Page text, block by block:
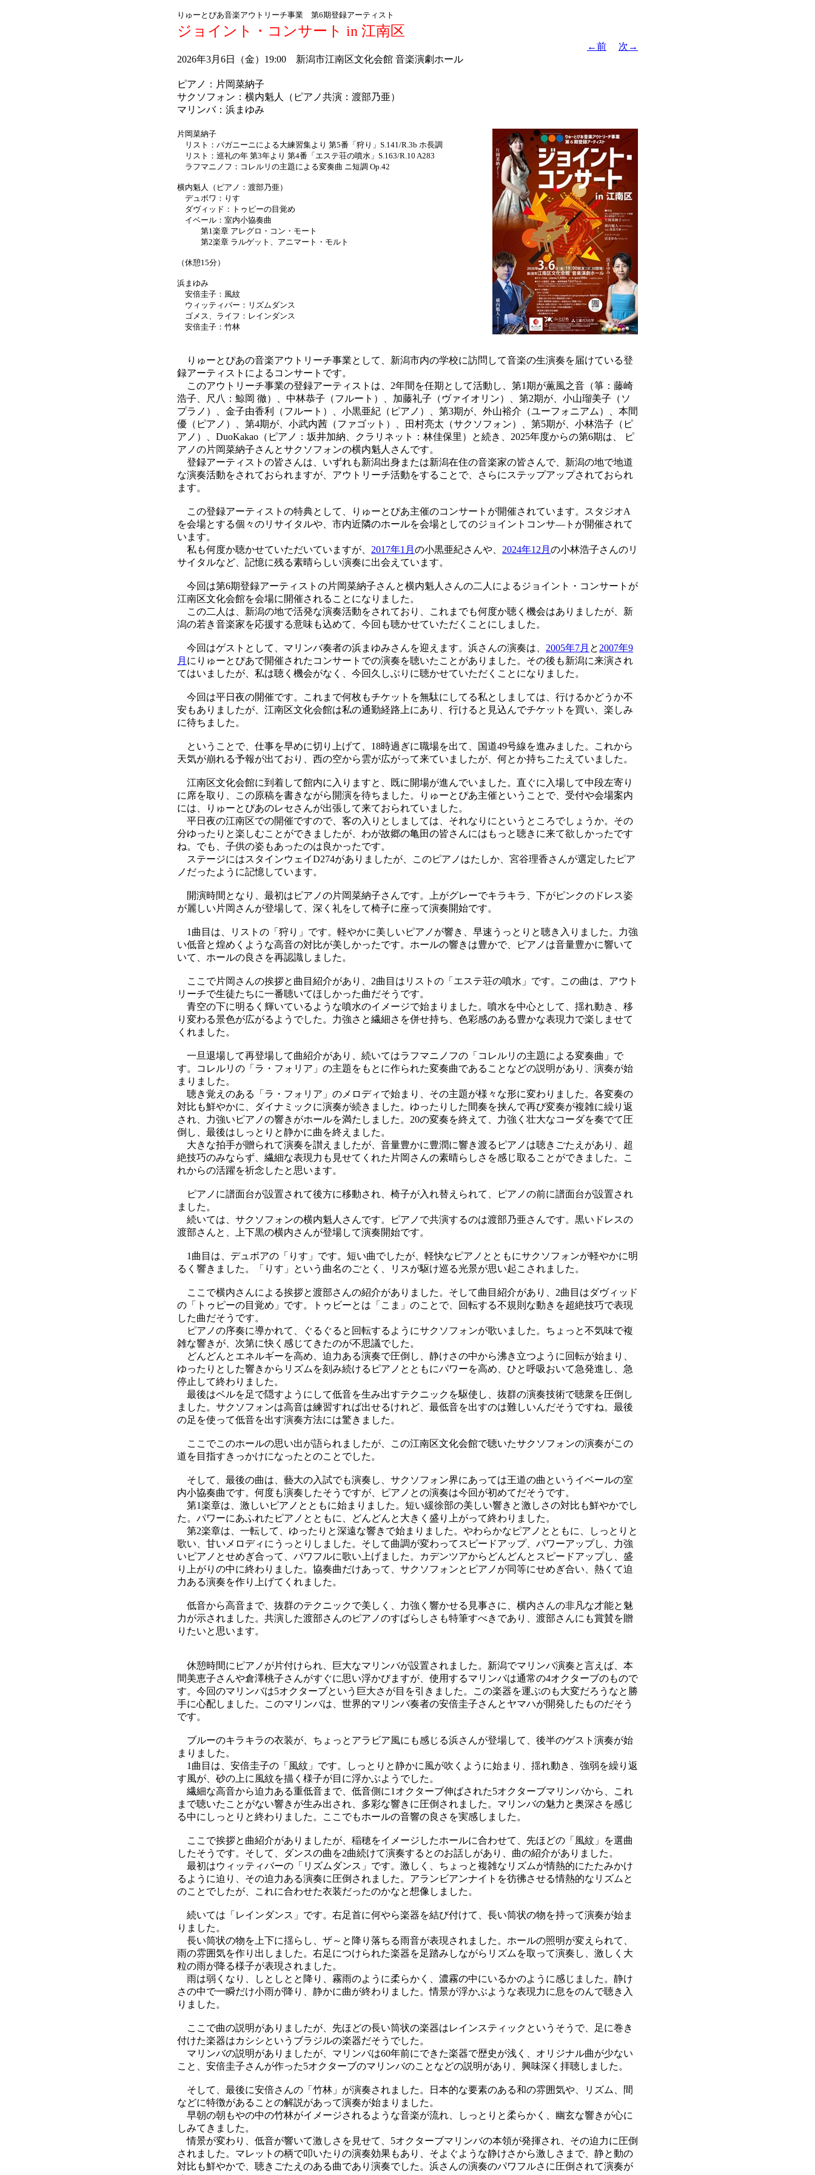
りゅーとぴあ音楽アウトリーチ事業 第6期登録アーティスト
ジョイント・コンサート in 江南区
←前
次→
2026年3月6日（金）19:00 新潟市江南区文化会館 音楽演劇ホール
ピアノ：片岡菜納子
サクソフォン：横内魁人（ピアノ共演：渡部乃亜）
マリンバ：浜まゆみ
片岡菜納子
リスト：パガニーニによる大練習集より 第5番「狩り」S.141/R.3b ホ長調
リスト：巡礼の年 第3年より 第4番「エステ荘の噴水」S.163/R.10 A283
ラフマニノフ：コレルリの主題による変奏曲 ニ短調 Op.42
横内魁人（ピアノ：渡部乃亜）
デュボワ：りす
ダヴィッド：トゥピーの目覚め
イベール：室内小協奏曲
第1楽章 アレグロ・コン・モート
第2楽章 ラルゲット、アニマート・モルト
（休憩15分）
浜まゆみ
安倍圭子：風紋
ウィッティバー：リズムダンス
ゴメス、ライフ：レインダンス
安倍圭子：竹林
りゅーとぴあの音楽アウトリーチ事業として、新潟市内の学校に訪問して音楽の生演奏を届けている登
録アーティストによるコンサートです。
このアウトリーチ事業の登録アーティストは、2年間を任期として活動し、第1期が薫風之音（箏：藤崎
浩子、尺八：鯨岡 徹）、中林恭子（フルート）、加藤礼子（ヴァイオリン）、第2期が、小山瑠美子（ソ
プラノ）、金子由香利（フルート）、小黒亜紀（ピアノ）、第3期が、外山裕介（ユーフォニアム）、本間
優（ピアノ）、第4期が、小武内茜（ファゴット）、田村亮太（サクソフォン）、第5期が、小林浩子（ピ
アノ）、DuoKakao（ピアノ：坂井加納、クラリネット：林佳保里）と続き、2025年度からの第6期は、 ピ
アノの片岡菜納子さんとサクソフォンの横内魁人さんです。
登録アーティストの皆さんは、いずれも新潟出身または新潟在住の音楽家の皆さんで、新潟の地で地道
な演奏活動をされておられますが、アウトリーチ活動をすることで、さらにステップアップされておられ
ます。
この登録アーティストの特典として、りゅーとぴあ主催のコンサートが開催されています。スタジオA
を会場とする個々のリサイタルや、市内近隣のホールを会場としてのジョイントコンサ―トが開催されて
います。
私も何度か聴かせていただいていますが、 2017年1月 の小黒亜紀さんや、 2024年12月 の小林浩子さんのリ
サイタルなど、記憶に残る素晴らしい演奏に出会えています。
今回は第6期登録アーティストの片岡菜納子さんと横内魁人さんの二人によるジョイント・コンサートが
江南区文化会館を会場に開催されることになりました。
この二人は、新潟の地で活発な演奏活動をされており、これまでも何度か聴く機会はありましたが、新
潟の若き音楽家を応援する意味も込めて、今回も聴かせていただくことにしました。
今回はゲストとして、マリンバ奏者の浜まゆみさんを迎えます。浜さんの演奏は、 2005年7月 と 2007年9
月 にりゅーとぴあで開催されたコンサートでの演奏を聴いたことがありました。その後も新潟に来演され
てはいましたが、私は聴く機会がなく、今回久しぶりに聴かせていただくことになりました。
今回は平日夜の開催です。これまで何枚もチケットを無駄にしてる私としましては、行けるかどうか不
安もありましたが、江南区文化会館は私の通勤経路上にあり、行けると見込んでチケットを買い、楽しみ
に待ちました。
ということで、仕事を早めに切り上げて、18時過ぎに職場を出て、国道49号線を進みました。これから
天気が崩れる予報が出ており、西の空から雲が広がって来ていましたが、何とか持ちこたえていました。
江南区文化会館に到着して館内に入りますと、既に開場が進んでいました。直ぐに入場して中段左寄り
に席を取り、この原稿を書きながら開演を待ちました。りゅーとぴあ主催ということで、受付や会場案内
には、りゅーとぴあのレセさんが出張して来ておられていました。
平日夜の江南区での開催ですので、客の入りとしましては、それなりにというところでしょうか。その
分ゆったりと楽しむことができましたが、わが故郷の亀田の皆さんにはもっと聴きに来て欲しかったです
ね。でも、子供の姿もあったのは良かったです。
ステージにはスタインウェイD274がありましたが、このピアノはたしか、宮谷理香さんが選定したピア
ノだったように記憶しています。
開演時間となり、最初はピアノの片岡菜納子さんです。上がグレーでキラキラ、下がピンクのドレス姿
が麗しい片岡さんが登場して、深く礼をして椅子に座って演奏開始です。
1曲目は、リストの「狩り」です。軽やかに美しいピアノが響き、早速うっとりと聴き入りました。力強
い低音と煌めくような高音の対比が美しかったです。ホールの響きは豊かで、ピアノは音量豊かに響いて
いて、ホールの良さを再認識しました。
ここで片岡さんの挨拶と曲目紹介があり、2曲目はリストの「エステ荘の噴水」です。この曲は、アウト
リーチで生徒たちに一番聴いてほしかった曲だそうです。
青空の下に明るく輝いているような噴水のイメージで始まりました。噴水を中心として、揺れ動き、移
り変わる景色が広がるようでした。力強さと繊細さを併せ持ち、色彩感のある豊かな表現力で楽しませて
くれました。
一旦退場して再登場して曲紹介があり、続いてはラフマニノフの「コレルリの主題による変奏曲」で
す。コレルリの「ラ・フォリア」の主題をもとに作られた変奏曲であることなどの説明があり、演奏が始
まりました。
聴き覚えのある「ラ・フォリア」のメロディで始まり、その主題が様々な形に変わりました。各変奏の
対比も鮮やかに、ダイナミックに演奏が続きました。ゆったりした間奏を挟んで再び変奏が複雑に繰り返
され、力強いピアノの響きがホールを満たしました。20の変奏を終えて、力強く壮大なコーダを奏でて圧
倒し、最後はしっとりと静かに曲を終えました。
大きな拍手が贈られて演奏を讃えましたが、音量豊かに豊潤に響き渡るピアノは聴きごたえがあり、超
絶技巧のみならず、繊細な表現力も見せてくれた片岡さんの素晴らしさを感じ取ることができました。こ
れからの活躍を祈念したと思います。
ピアノに譜面台が設置されて後方に移動され、椅子が入れ替えられて、ピアノの前に譜面台が設置され
ました。
続いては、サクソフォンの横内魁人さんです。ピアノで共演するのは渡部乃亜さんです。黒いドレスの
渡部さんと、上下黒の横内さんが登場して演奏開始です。
1曲目は、デュボアの「りす」です。短い曲でしたが、軽快なピアノとともにサクソフォンが軽やかに明
るく響きました。「りす」という曲名のごとく、リスが駆け巡る光景が思い起こされました。
ここで横内さんによる挨拶と渡部さんの紹介がありました。そして曲目紹介があり、2曲目はダヴィッド
の「トゥピーの目覚め」です。トゥビーとは「こま」のことで、回転する不規則な動きを超絶技巧で表現
した曲だそうです。
ピアノの序奏に導かれて、ぐるぐると回転するようにサクソフォンが歌いました。ちょっと不気味で複
雑な響きが、次第に快く感じてきたのが不思議でした。
どんどんとエネルギーを高め、迫力ある演奏で圧倒し、静けさの中から沸き立つように回転が始まり、
ゆったりとした響きからリズムを刻み続けるピアノとともにパワーを高め、ひと呼吸おいて急発進し、急
停止して終わりました。
最後はベルを足で隠すようにして低音を生み出すテクニックを駆使し、抜群の演奏技術で聴衆を圧倒し
ました。サクソフォンは高音は練習すれば出せるけれど、最低音を出すのは難しいんだそうですね。最後
の足を使って低音を出す演奏方法には驚きました。
ここでこのホールの思い出が語られましたが、この江南区文化会館で聴いたサクソフォンの演奏がこの
道を目指すきっかけになったとのことでした。
そして、最後の曲は、藝大の入試でも演奏し、サクソフォン界にあっては王道の曲というイベールの室
内小協奏曲です。何度も演奏したそうですが、ピアノとの演奏は今回が初めてだそうです。
第1楽章は、激しいピアノとともに始まりました。短い緩徐部の美しい響きと激しさの対比も鮮やかでし
た。パワーにあふれたピアノとともに、どんどんと大きく盛り上がって終わりました。
第2楽章は、一転して、ゆったりと深遠な響きで始まりました。やわらかなピアノとともに、しっとりと
歌い、甘いメロディにうっとりしました。そして曲調が変わってスピードアップ、パワーアップし、力強
いピアノとせめぎ合って、パワフルに歌い上げました。カデンツアからどんどんとスピードアップし、盛
り上がりの中に終わりました。協奏曲だけあって、サクソフォンとピアノが同等にせめぎ合い、熱くて迫
力ある演奏を作り上げてくれました。
低音から高音まで、抜群のテクニックで美しく、力強く響かせる見事さに、横内さんの非凡な才能と魅
力が示されました。共演した渡部さんのピアノのすばらしさも特筆すべきであり、渡部さんにも賞賛を贈
りたいと思います。
休憩時間にピアノが片付けられ、巨大なマリンバが設置されました。新潟でマリンバ演奏と言えば、本
間美恵子さんや倉澤桃子さんがすぐに思い浮かびますが、使用するマリンバは通常の4オクターブのもので
す。今回のマリンバは5オクターブという巨大さが目を引きました。この楽器を運ぶのも大変だろうなと勝
手に心配しました。このマリンバは、世界的マリンバ奏者の安倍圭子さんとヤマハが開発したものだそう
です。
ブルーのキラキラの衣装が、ちょっとアラビア風にも感じる浜さんが登場して、後半のゲスト演奏が始
まりました。
1曲目は、安倍圭子の「風紋」です。しっとりと静かに風が吹くように始まり、揺れ動き、強弱を繰り返
す風が、砂の上に風紋を描く様子が目に浮かぶようでした。
繊細な高音から迫力ある重低音まで、低音側に1オクターブ伸ばされた5オクターブマリンバから、これ
まで聴いたことがない響きが生み出され、多彩な響きに圧倒されました。マリンバの魅力と奥深さを感じ
る中にしっとりと終わりました。ここでもホールの音響の良さを実感しました。
ここで挨拶と曲紹介がありましたが、稲穂をイメージしたホールに合わせて、先ほどの「風紋」を選曲
したそうです。そして、ダンスの曲を2曲続けて演奏するとのお話しがあり、曲の紹介がありました。
最初はウィッティバーの「リズムダンス」です。激しく、ちょっと複雑なリズムが情熱的にたたみかけ
るように迫り、その迫力ある演奏に圧倒されました。アランビアンナイトを彷彿させる情熱的なリズムと
のことでしたが、これに合わせた衣装だったのかなと想像しました。
続いては「レインダンス」です。右足首に何やら楽器を結び付けて、長い筒状の物を持って演奏が始ま
りました。
長い筒状の物を上下に揺らし、ザ～と降り落ちる雨音が表現されました。ホールの照明が変えられて、
雨の雰囲気を作り出しました。右足につけられた楽器を足踏みしながらリズムを取って演奏し、激しく大
粒の雨が降る様子が表現されました。
雨は弱くなり、しとしとと降り、霧雨のように柔らかく、濃霧の中にいるかのように感じました。静け
さの中で一瞬だけ小雨が降り、静かに曲が終わりました。情景が浮かぶような表現力に息をのんで聴き入
りました。
ここで曲の説明がありましたが、先ほどの長い筒状の楽器はレインスティックというそうで、足に巻き
付けた楽器はカシシというブラジルの楽器だそうでした。
マリンバの説明がありましたが、マリンバは60年前にできた楽器で歴史が浅く、オリジナル曲が少ない
こと、安倍圭子さんが作った5オクターブのマリンバのことなどの説明があり、興味深く拝聴しました。
そして、最後に安倍さんの「竹林」が演奏されました。日本的な要素のある和の雰囲気や、リズム、間
などに特徴があることの解説があって演奏が始まりました。
早朝の朝もやの中の竹林がイメージされるような音楽が流れ、しっとりと柔らかく、幽玄な響きが心に
しみてきました。
情景が変わり、低音が響いて激しさを見せて、5オクターブマリンバの本領が発揮され、その迫力に圧倒
されました。マレットの柄で叩いたりの演奏効果もあり、そよぐような静けさから激しさまで、静と動の
対比も鮮やかで、聴きごたえのある曲であり演奏でした。浜さんの演奏のパワフルさに圧倒されて演奏が